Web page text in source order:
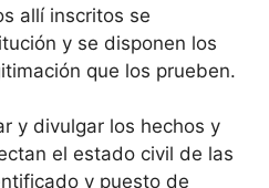
allí inscritos se
y se disponen los
que los prueben.
y divulgar los hechos y
el estado civil de las
y puesto de